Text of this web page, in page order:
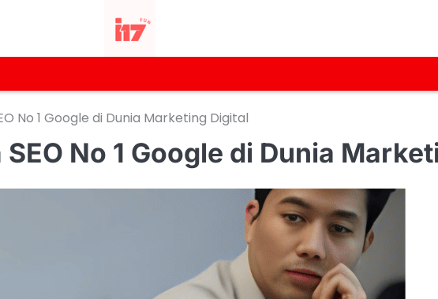
No 1 Google di Dunia Marketing Digital
No 1 Google di Dunia